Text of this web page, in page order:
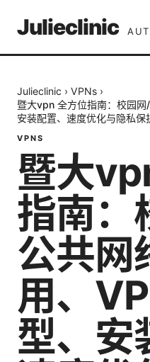
Julieclinic
Julieclinic › VPNs ›
暨大vpn 全方位指南：校园网
安装配置、速度优化与隐私
VPNS
暨大
指南：
公共网
用、
型、安